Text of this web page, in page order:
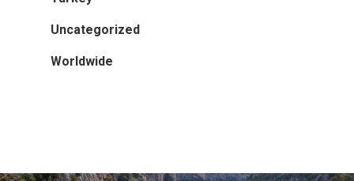
Uncategorized
Worldwide